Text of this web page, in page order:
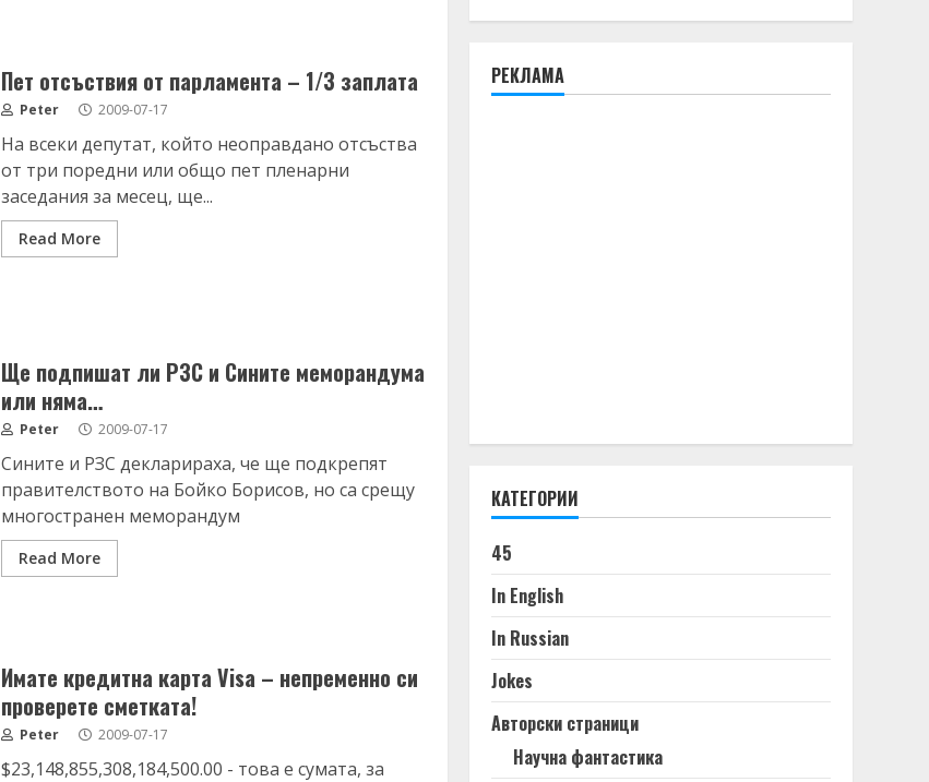
Пет отсъствия от парламента – 1/3 заплата
Peter 2009-07-17
На всеки депутат, който неоправдано отсъства
от три поредни или общо пет пленарни
заседания за месец, ще...
Read More
Ще подпишат ли РЗС и Сините меморандума
или няма…
Peter 2009-07-17
Сините и РЗС декларираха, че ще подкрепят
правителството на Бойко Борисов, но са срещу
многостранен меморандум
Read More
Имате кредитна карта Visa – непременно си
проверете сметката!
Peter 2009-07-17
$23,148,855,308,184,500.00 - това е сумата, за
РЕКЛАМА
КАТЕГОРИИ
45
In English
In Russian
Jokes
Авторски страници
Научна фантастика